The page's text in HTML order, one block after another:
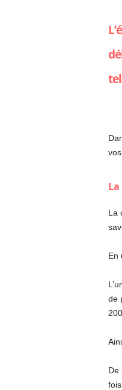
La
En
de
De